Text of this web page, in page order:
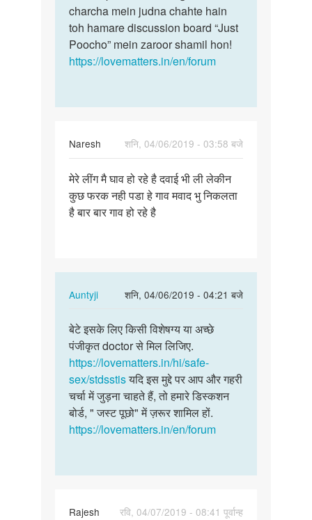
ke
निचले…
by
Ankit
ek…
charcha mein judna chahte hain
toh hamare discussion board “Just
Poocho” mein zaroor shamil hon!
https://lovematters.in/en/forum
Naresh
शनि, 04/06/2019 - 03:58 बजे
मेरे
लींग
मै
मेरे लींग मै घाव हो रहे है दवाई भी ली लेकीन
कुछ फरक नही पडा हे गाव मवाद भु निकलता
है बार बार गाव हो रहे है
Auntyji
शनि, 04/06/2019 - 04:21 बजे
In
to
मेरे
लींग
मै
घाव
हो
रहे
Naresh
बेटे
इसके
लिए
किसी
विशेषग्य…
बेटे इसके लिए किसी विशेषग्य या अच्छे
पंजीकृत doctor से मिल लिजिए.
https://lovematters.in/hi/safe-
sex/stdsstisयदि इस मुद्दे पर आप और गहरी
चर्चा में जुड़ना चाहते हैं, तो हमारे डिस्कशन
बोर्ड, " जस्ट पूछो" में ज़रूर शामिल हों.
https://lovematters.in/en/forum
Rajesh
रवि, 04/07/2019 - 08:41 पूर्वान्ह